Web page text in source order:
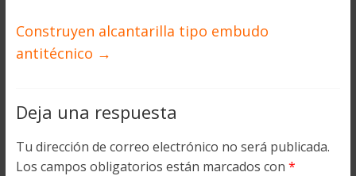
Construyen alcantarilla tipo embudo
antitécnico →
Deja una respuesta
Tu dirección de correo electrónico no será publicada.
Los campos obligatorios están marcados con *